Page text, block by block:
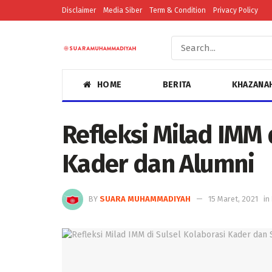
Disclaimer Media Siber Term & Condition Privacy Policy
HOME BERITA
Refleksi Milad
Kader dan Alumni
BY SUARA MUHAMMADIYAH 15 Maret, 2021 in